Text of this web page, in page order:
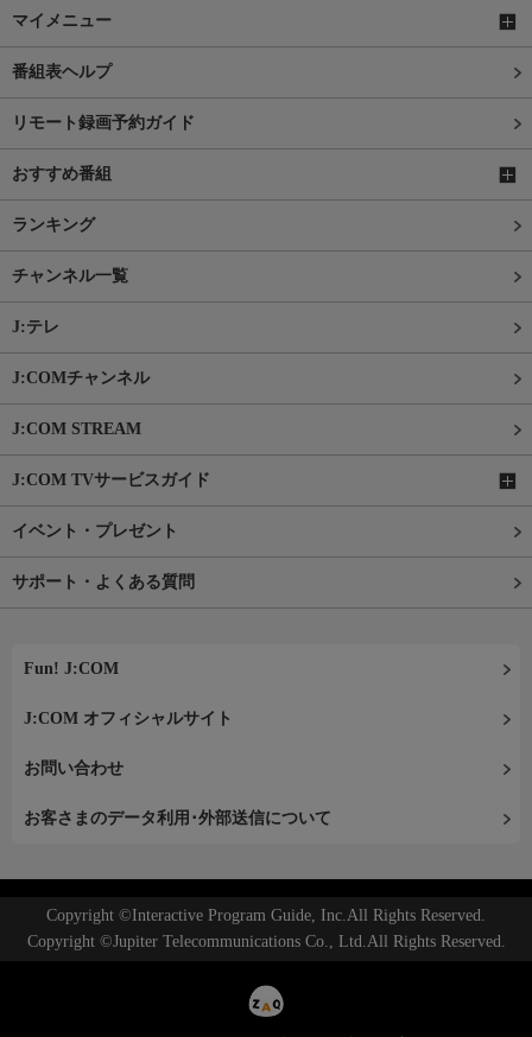
マイメニュー
番組表ヘルプ
リモート録画予約ガイド
おすすめ番組
ランキング
チャンネル一覧
J:テレ
J:COMチャンネル
J:COM STREAM
J:COM TVサービスガイド
イベント・プレゼント
サポート・よくある質問
Fun! J:COM
J:COM オフィシャルサイト
お問い合わせ
お客さまのデータ利用･外部送信について
Copyright ©Interactive Program Guide, Inc.All Rights Reserved.
Copyright ©Jupiter Telecommunications Co., Ltd.All Rights Reserved.